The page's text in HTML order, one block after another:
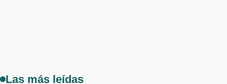
Las más leídas